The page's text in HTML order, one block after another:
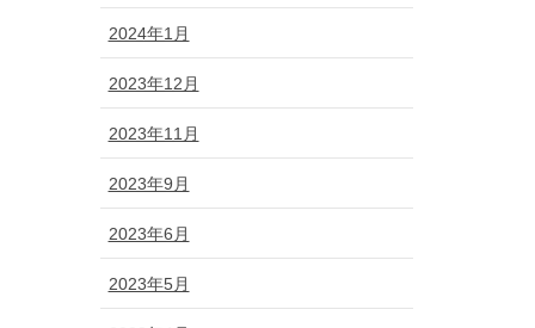
2024年1月
2023年12月
2023年11月
2023年9月
2023年6月
2023年5月